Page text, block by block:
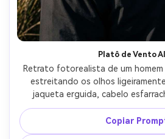
Platô de Vento
Retrato fotorealista de um
estreitando os olhos
jaqueta erguida, cabelo
concha técnica preta e pescoço
planalto alto árido com grama
dramático, forte luz direcional
Copiar